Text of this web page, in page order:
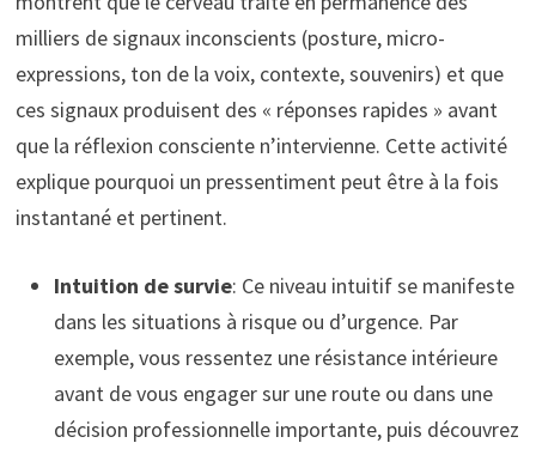
milliers de signaux inconscients (posture, micro-
expressions, ton de la voix, contexte, souvenirs) et que
ces signaux produisent des « réponses rapides » avant
que la réflexion consciente n’intervienne. Cette activité
explique pourquoi un pressentiment peut être à la fois
instantané et pertinent.
Intuition de survie: Ce niveau intuitif se manifeste
dans les situations à risque ou d’urgence. Par
exemple, vous ressentez une résistance intérieure
avant de vous engager sur une route ou dans une
décision professionnelle importante, puis découvrez